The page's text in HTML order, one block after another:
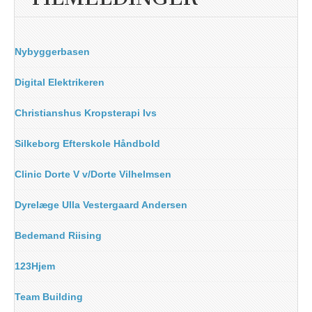
Nybyggerbasen
Digital Elektrikeren
Christianshus Kropsterapi Ivs
Silkeborg Efterskole Håndbold
Clinic Dorte V v/Dorte Vilhelmsen
Dyrelæge Ulla Vestergaard Andersen
Bedemand Riising
123Hjem
Team Building